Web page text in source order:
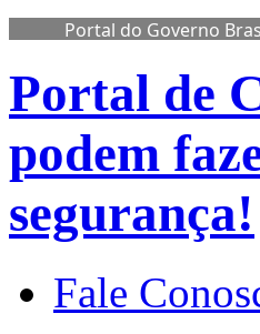
Portal do Governo
Portal de
podem
segurança!
Fale